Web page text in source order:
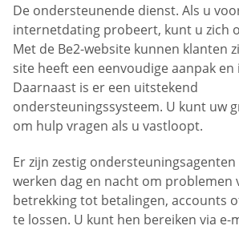
De ondersteunende dienst. Als u
internetdating probeert, kunt u zich
Met de Be2-website kunnen klanten
site heeft een eenvoudige aanpak en
Daarnaast is er een uitstekend
ondersteuningssysteem. U kunt uw
om hulp vragen als u vastloopt.
Er zijn zestig ondersteuningsagenten
werken dag en nacht om problemen
betrekking tot betalingen, accounts
te lossen. U kunt hen bereiken via e-